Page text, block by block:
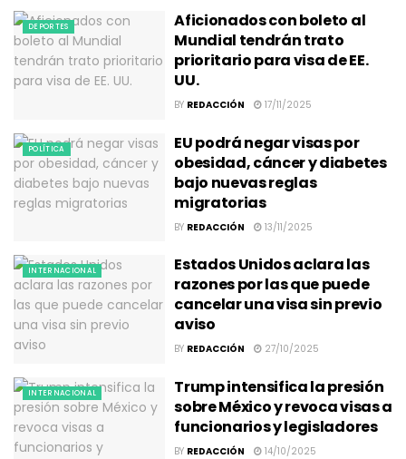
DEPORTES
Aficionados con boleto al
Mundial tendrán trato
prioritario para visa de EE.
UU.
BY REDACCIÓN 17/11/2025
POLÍTICA
EU podrá negar visas por
obesidad, cáncer y diabetes
bajo nuevas reglas
migratorias
BY REDACCIÓN 13/11/2025
INTERNACIONAL
Estados Unidos aclara las
razones por las que puede
cancelar una visa sin previo
aviso
BY REDACCIÓN 27/10/2025
INTERNACIONAL
Trump intensifica la presión
sobre México y revoca visas a
funcionarios y legisladores
BY REDACCIÓN 14/10/2025